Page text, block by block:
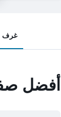
غرف
أفضل